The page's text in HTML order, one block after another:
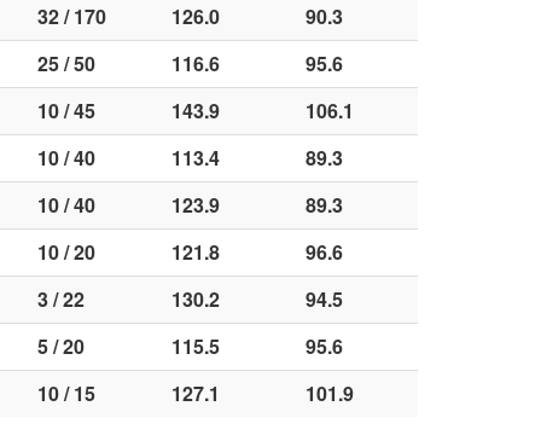
32 / 170 126.0
90.3
25 / 50 116.6
95.6
10 / 45 143.9
106.1
10 / 40 113.4
89.3
10 / 40 123.9
89.3
10 / 20 121.8
96.6
3 / 22 130.2
94.5
5 / 20 115.5
95.6
10 / 15 127.1 101.9